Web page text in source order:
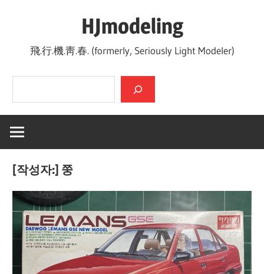
HJmodeling
飛.行.機.靑.春. (formerly, Seriously Light Modeler)
검색
[작성자:] 쭝